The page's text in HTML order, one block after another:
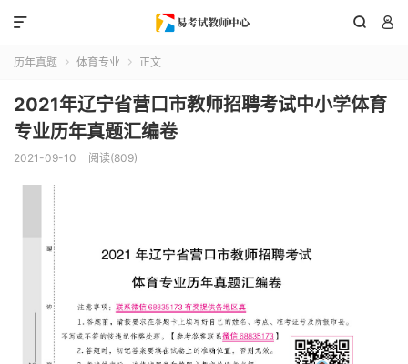
 

历年真题  体育专业  正文
2021年辽宁省营口市教师招聘考试中小学体育
专业历年真题汇编卷
2021-09-10 阅读(809)